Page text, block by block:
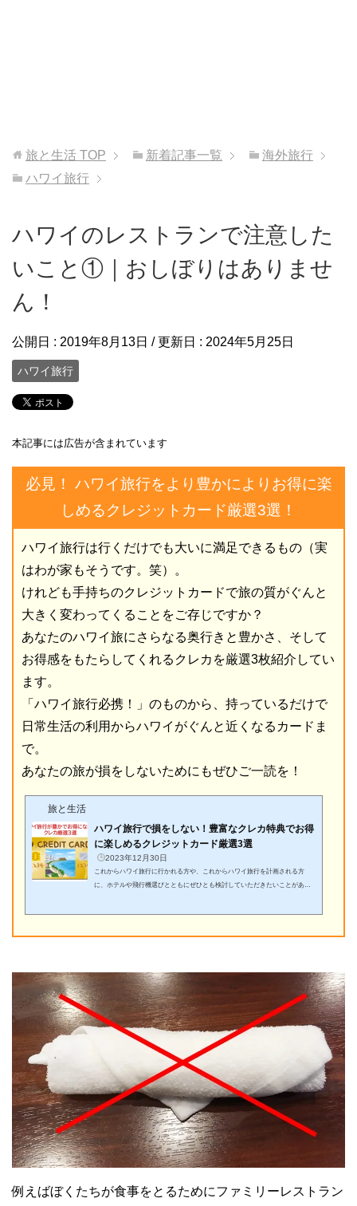
旅と生活 TOP 新着記事一覧
海外旅行
ハワイ旅行
ハワイのレストランで注意した
いこと①｜おしぼりはありませ
ん！
公開日 : 2019年8月13日 / 更新日 : 2024年5月25日
ハワイ旅行
本記事には広告が含まれています
必見！ ハワイ旅行をより豊かによりお得に楽
しめるクレジットカード厳選3選！
ハワイ旅行は行くだけでも大いに満足できるもの（実
はわが家もそうです。笑）。
けれども手持ちのクレジットカードで旅の質がぐんと
大きく変わってくることをご存じですか？
あなたのハワイ旅にさらなる奥行きと豊かさ、そして
お得感をもたらしてくれるクレカを厳選3枚紹介してい
ます。
「ハワイ旅行必携！」のものから、持っているだけで
日常生活の利用からハワイがぐんと近くなるカードま
で。
あなたの旅が損をしないためにもぜひご一読を！
旅と生活
ハワイ旅行で損をしない！豊富なクレカ特典でお得
に楽しめるクレジットカード厳選3選
2023年12月30日
これからハワイ旅行に行かれる方や、これからハワイ旅行を計画される方
に、ホテルや飛行機選びとともにぜひとも検討していただきたいことがあり
われる方も多いでしょう。もちろんVISAやMaster、アメックスやJCBなど、
例えばぼくたちが食事をとるためにファミリーレストラン